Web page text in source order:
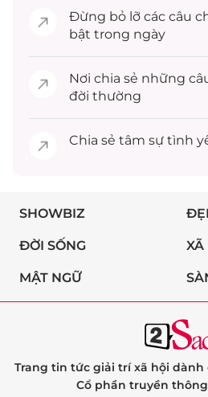
Đừng bỏ lỡ các câu
bật trong ngày
Nơi chia sẻ những
đời thường
Chia sẻ tâm sự tình
SHOWBIZ
ĐỜI SỐNG XÃ
MẬT NGỮ
Trang tin tức giải trí xã hội
Cổ phần truyền